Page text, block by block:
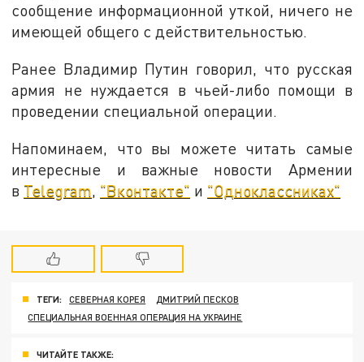
сообщение информационной уткой, ничего не
имеющей общего с действительностью.
Ранее Владимир Путин говорил, что русская
армия не нуждается в чьей-либо помощи в
проведении специальной операции.
Напоминаем, что вы можете читать самые
интересные и важные новости Армении
в Telegram "Вконтакте" и "Одноклассниках"
ТЕГИ: СЕВЕРНАЯ КОРЕЯ
ДМИТРИЙ ПЕСКОВ
СПЕЦИАЛЬНАЯ ВОЕННАЯ ОПЕРАЦИЯ НА УКРАИНЕ
ЧИТАЙТЕ ТАКЖЕ: